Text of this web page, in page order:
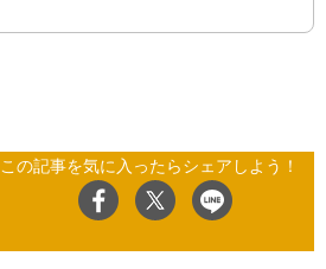
この記事を気に入ったらシェアしよう！